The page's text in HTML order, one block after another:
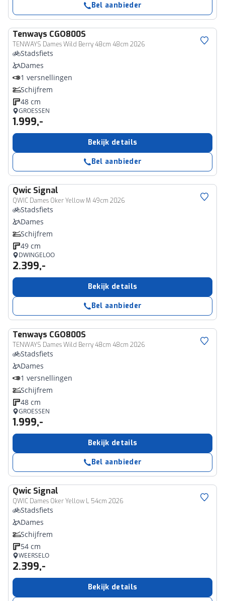
Bel aanbieder
Tenways CGO800S
TENWAYS Dames Wild Berry 48cm 48cm 2026
Stadsfiets
Dames
1 versnellingen
Schijfrem
48 cm
GROESSEN
1.999,-
Bekijk details
Bel aanbieder
Qwic Signal
QWIC Dames Oker Yellow M 49cm 2026
Stadsfiets
Dames
Schijfrem
49 cm
DWINGELOO
2.399,-
Bekijk details
Bel aanbieder
Tenways CGO800S
TENWAYS Dames Wild Berry 48cm 48cm 2026
Stadsfiets
Dames
1 versnellingen
Schijfrem
48 cm
GROESSEN
1.999,-
Bekijk details
Bel aanbieder
Qwic Signal
QWIC Dames Oker Yellow L 54cm 2026
Stadsfiets
Dames
Schijfrem
54 cm
WEERSELO
2.399,-
Bekijk details